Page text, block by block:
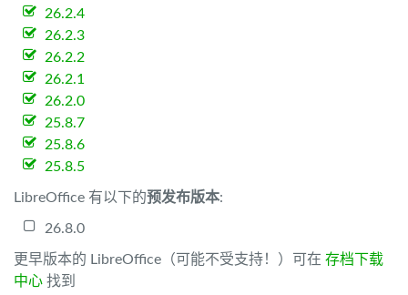
26.2.4
26.2.3
26.2.2
26.2.1
26.2.0
25.8.7
25.8.6
25.8.5
LibreOffice 有以下的预发布版本:
26.8.0
更早版本的 LibreOffice（可能不受支持！）可在 存档下载
中心 找到